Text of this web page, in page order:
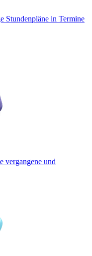
Stundenpläne in Termine
vergangene und